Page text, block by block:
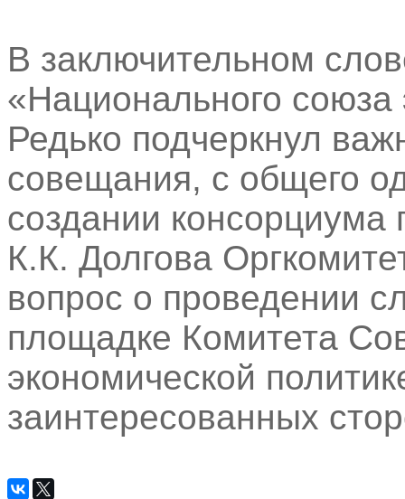
В заключительном
«Национального
Редько подчеркнул
совещания, с общего
создании
К.К. Долгова
вопрос о проведении
площадке Комитета
экономической
заинтересованных